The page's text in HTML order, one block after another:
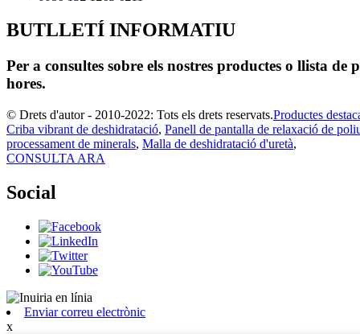
BUTLLETÍ INFORMATIU
Per a consultes sobre els nostres productes o llista
hores.
© Drets d'autor - 2010-2022: Tots els drets reservats.Productes
Criba vibrant de deshidratació, Panell de pantalla de relaxació de
processament de minerals, Malla de deshidratació d'uretà,
CONSULTA ARA
Social
Enviar correu electrònic
x